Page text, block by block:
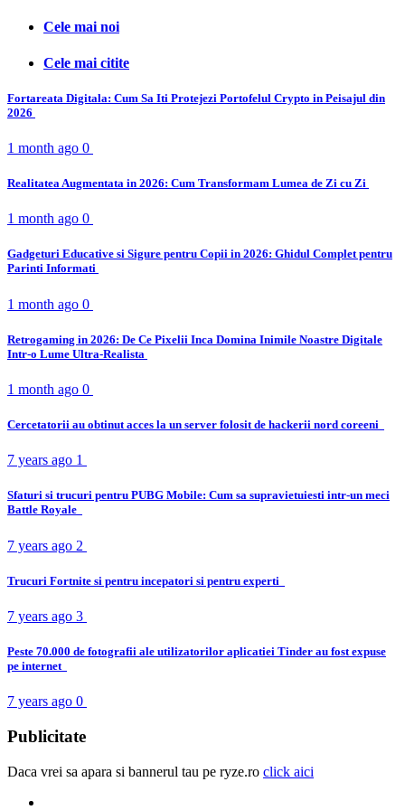
Cele mai noi
Cele mai citite
Fortareata Digitala: Cum Sa Iti Protejezi Portofelul Crypto in Peisajul din
2026
1 month ago 0
Realitatea Augmentata in 2026: Cum Transformam Lumea de Zi cu Zi
1 month ago 0
Gadgeturi Educative si Sigure pentru Copii in 2026: Ghidul Complet pentru
Parinti Informati
1 month ago 0
Retrogaming in 2026: De Ce Pixelii Inca Domina Inimile Noastre Digitale
Intr-o Lume Ultra-Realista
1 month ago 0
Cercetatorii au obtinut acces la un server folosit de hackerii nord coreeni
7 years ago 1
Sfaturi si trucuri pentru PUBG Mobile: Cum sa supravietuiesti intr-un meci
Battle Royale
7 years ago 2
Trucuri Fortnite si pentru incepatori si pentru experti
7 years ago 3
Peste 70.000 de fotografii ale utilizatorilor aplicatiei Tinder au fost expuse
pe internet
7 years ago 0
Publicitate
Daca vrei sa apara si bannerul tau pe ryze.ro click aici